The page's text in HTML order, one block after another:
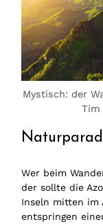
Mystisch: der
Tim
Wer beim
der sollte die
Inseln mitten im
entspringen